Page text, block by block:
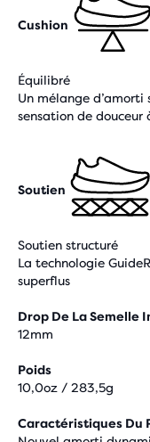
Cushion
Équilibré
Un mélange
sensation de douceur
Soutien
Soutien structuré
La technologie
superflus
Drop De La Semelle
12mm
Poids
10,0oz / 283,5g
Caractéristiques Du